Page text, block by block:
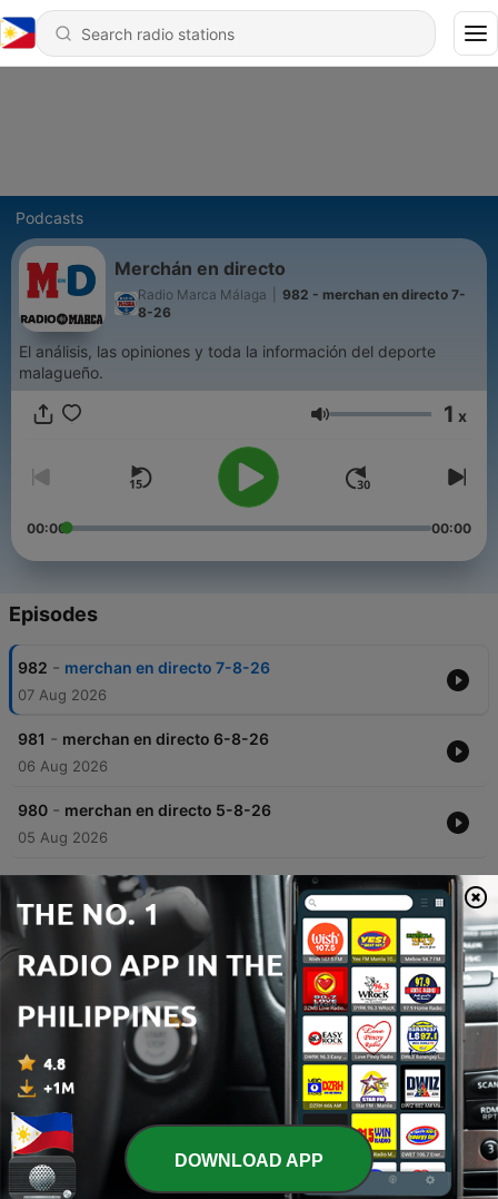
Podcasts
Merchán en directo
Radio Marca Málaga
982 - merchan en directo 7-
8-26
El análisis, las opiniones y toda la información del deporte
malagueño.
Volume 1 x
00:00 00:00
Episodes
982 - merchan en directo 7-8-26
07 Aug 2026
981 - merchan en directo 6-8-26
06 Aug 2026
980 - merchan en directo 5-8-26
05 Aug 2026
979 - merchan en directo 4-8-26
04 Aug 2026
978 merchan en directo 3-8-26
03 Aug 2026
Show more episodes
Radio Marca Málaga podcasts
DOWNLOAD APP